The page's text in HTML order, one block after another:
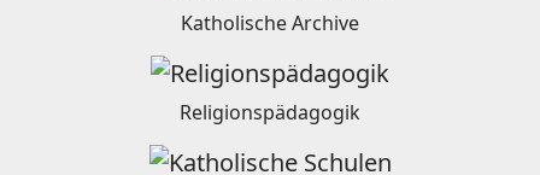
Katholische Archive
Religionspädagogik